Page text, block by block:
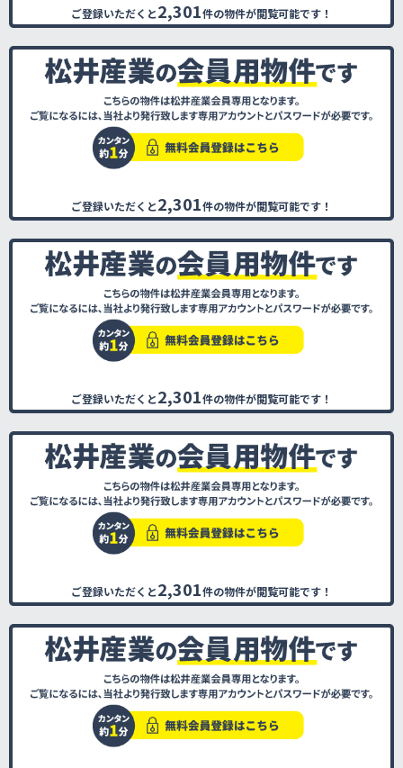
ご登録いただくと2,301件の物件が閲覧可能です！
ご登録いただくと2,301件の物件が閲覧可能です！
ご登録いただくと2,301件の物件が閲覧可能です！
ご登録いただくと2,301件の物件が閲覧可能です！